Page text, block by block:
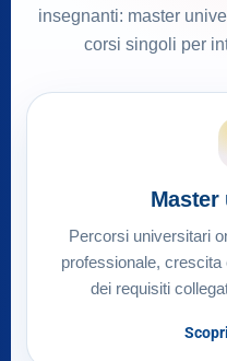
insegnanti: master
corsi singoli per
Master
Percorsi universitari
professionale,
dei requisiti